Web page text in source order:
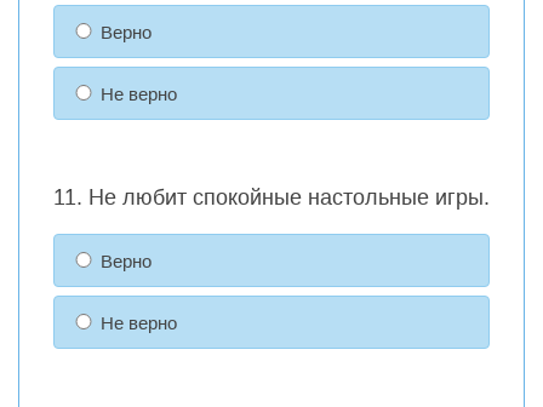
Верно
Не верно
11. Не любит спокойные настольные игры.
Верно
Не верно